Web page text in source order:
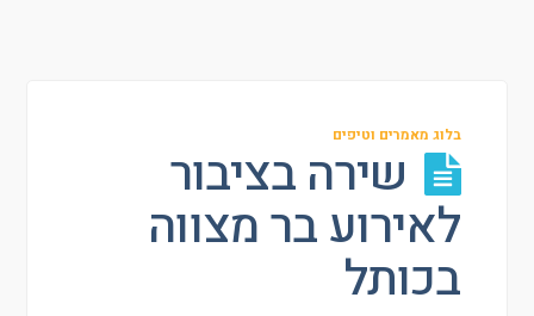
בלוג מאמרים וטיפים
שירה בציבור
לאירוע בר מצווה
בכותל